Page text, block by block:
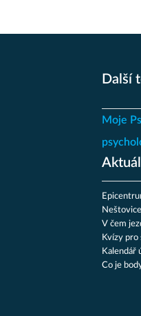
Další
Moje
V čem
Kvízy pro
Kalendář
Co je